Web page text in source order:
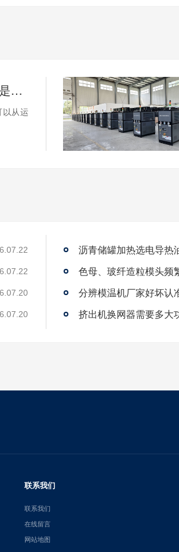
如何判断冷油机的制冷系统是否出现故障？
从运
沥青储罐加热选电导热
挤出机换网器需要多大
联系我们
联系我们
在线留言
网站地图